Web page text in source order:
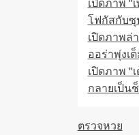
โฟกัสกับซุ
เปิดภาพล่
ออร่าพุ่งเ
เปิดภาพ "
กลายเป็น
ตรวจหวย